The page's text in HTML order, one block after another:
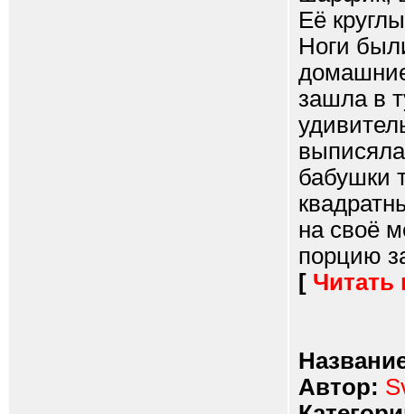
Её
Ноги
зашла в
бабушки
на своё
порцию
[ Читать
Автор: